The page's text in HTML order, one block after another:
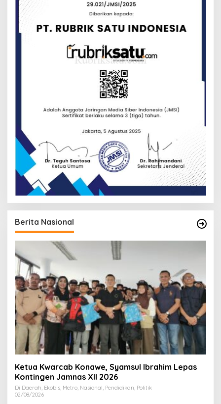
Berita Nasional
Ketua Kwarcab Konawe, Syamsul Ibrahim Lepas
Kontingen Jamnas XII 2026
Di Daerah, Ekobis, Metro, Nasional, Pendidikan, Politik
02/08/2026